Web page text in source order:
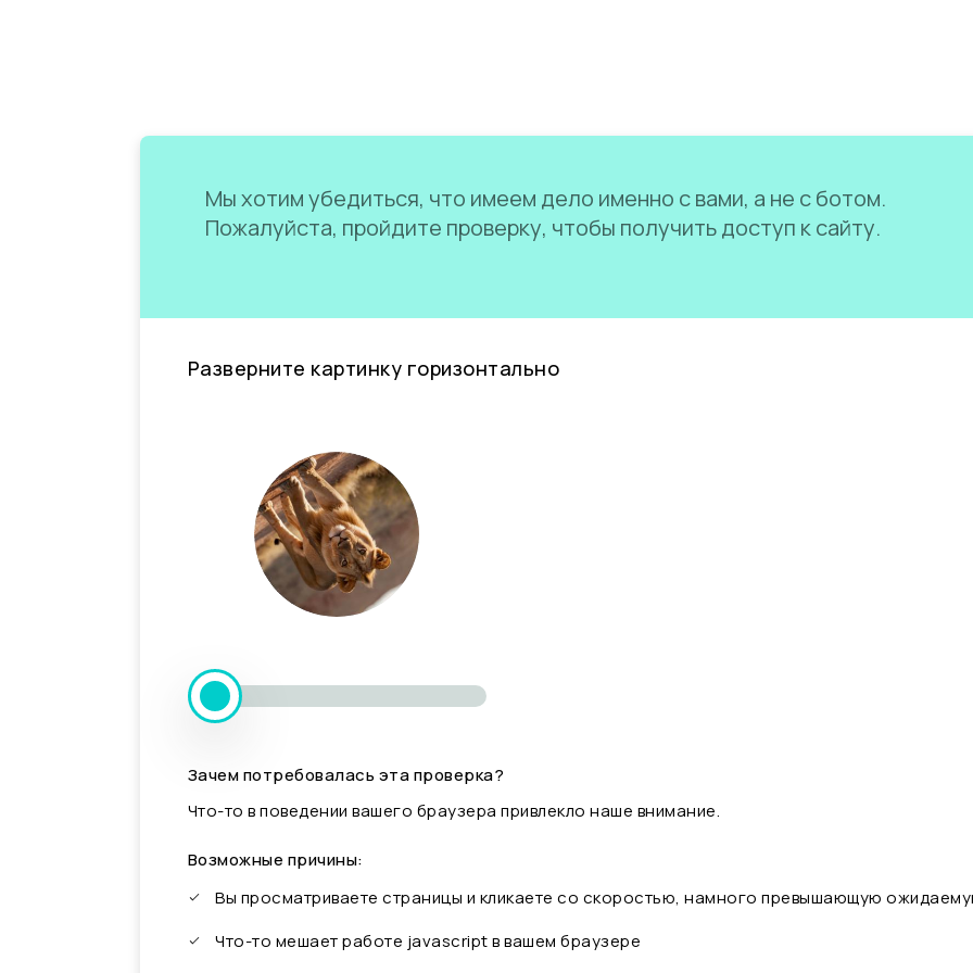
Мы хотим убедиться, что имеем дело именно с вами, а не с ботом.
Пожалуйста, пройдите проверку, чтобы получить доступ к сайту.
Разверните картинку горизонтально
Зачем потребовалась эта проверка?
Что-то в поведении вашего браузера привлекло наше внимание.
Возможные причины:
Вы просматриваете страницы и кликаете со скоростью, намного превышающую
Что-то мешает работе javascript в вашем браузере